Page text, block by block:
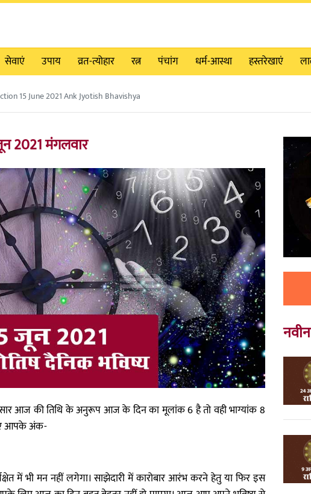
सेवाएं उपाय व्रत-त्योहार रत्न पंचांग धर्म-आस्था हस्तरेखाएं
15 June 2021 Ank Jyotish Bhavishya
2021 मंगलवार
आज की तिथि के अनुरूप आज के दिन का मूलांक 6 है तो वही भाग्यांक 8
आपके अंक-
में भी मन नहीं लगेगा। साझेदारी में कारोबार आरंभ करने हेतु या फिर इस